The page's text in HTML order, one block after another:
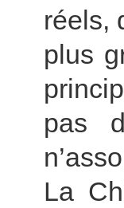
réels,
plus
pas
La